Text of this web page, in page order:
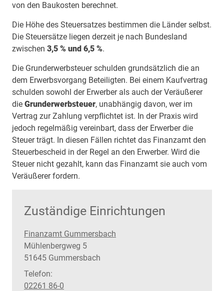
von den Baukosten berechnet.
Die Höhe des Steuersatzes bestimmen die Länder selbst.
Die Steuersätze liegen derzeit je nach Bundesland
zwischen 3,5 % und 6,5 %.
Die Grunderwerbsteuer schulden grundsätzlich die an
dem Erwerbsvorgang Beteiligten. Bei einem Kaufvertrag
schulden sowohl der Erwerber als auch der Veräußerer
die Grunderwerbsteuer, unabhängig davon, wer im
Vertrag zur Zahlung verpflichtet ist. In der Praxis wird
jedoch regelmäßig vereinbart, dass der Erwerber die
Steuer trägt. In diesen Fällen richtet das Finanzamt den
Steuerbescheid in der Regel an den Erwerber. Wird die
Steuer nicht gezahlt, kann das Finanzamt sie auch vom
Veräußerer fordern.
Zuständige Einrichtungen
Finanzamt Gummersbach
Straße:
Mühlenbergweg Hausnummer:
5
PLZ:
51645 Ort:
Gummersbach
Telefon:
02261 86-0